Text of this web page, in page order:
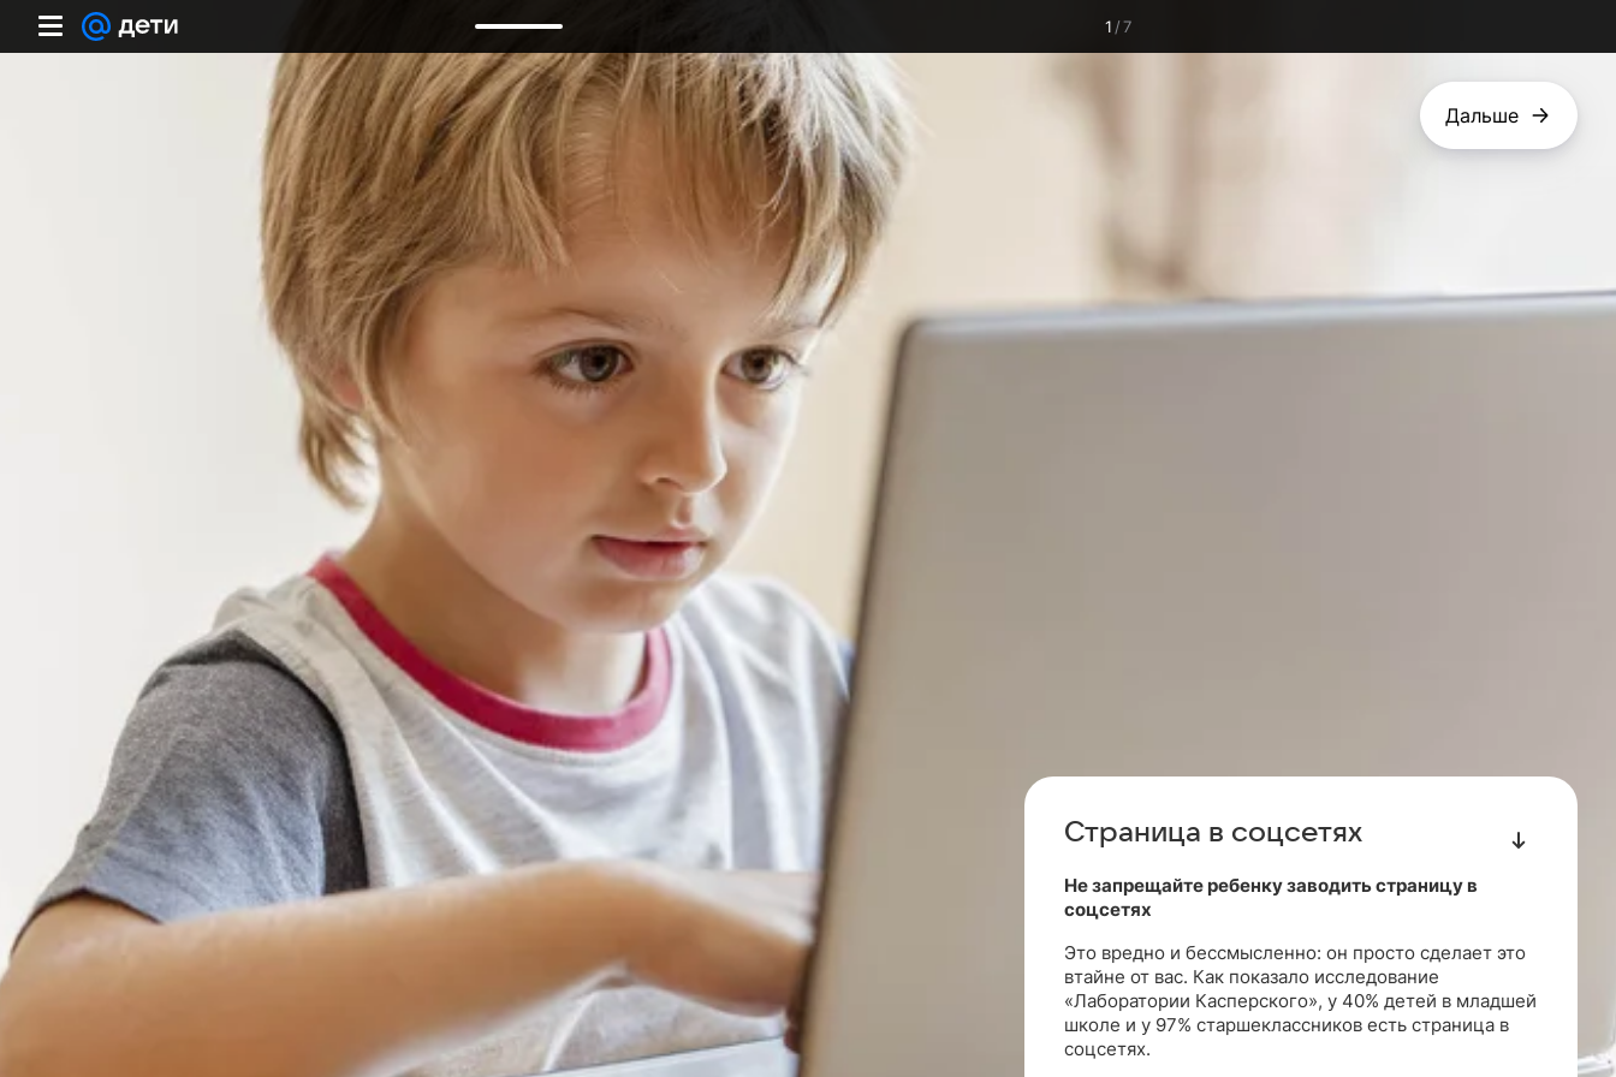
1 /7
Страница в соцсетях
Не запрещайте ребенку заводить страницу в
соцсетях
Это вредно и бессмысленно: он просто сделает это
втайне от вас. Как показало исследование
«Лаборатории Касперского», у 40% детей в младшей
школе и у 97% старшеклассников есть страница в
соцсетях.
Дальше